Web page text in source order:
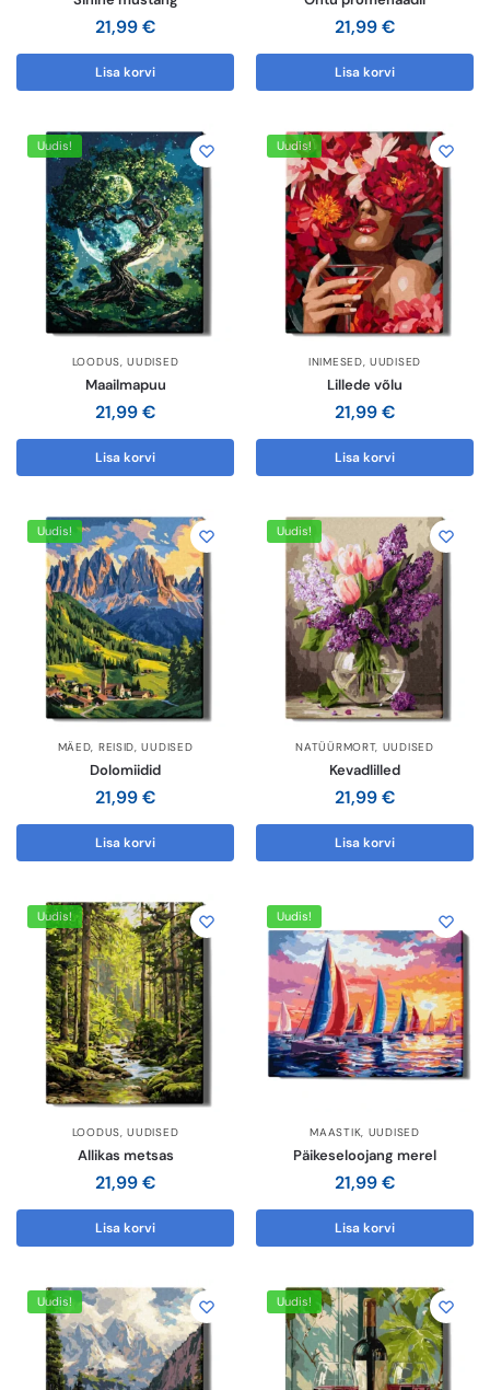
21,99€
Lisa korvi
21,99€
Lisa korvi
Uudis!
LOODUS,UUDISED
Maailmapuu
21,99€
Lisa korvi
Uudis!
INIMESED,UUDISED
Lillede võlu
21,99€
Lisa korvi
Uudis!
MÄED, REISID,UUDISED
Dolomiidid
21,99€
Lisa korvi
Uudis!
NATÜÜRMORT, UUDISED
Kevadlilled
21,99€
Lisa korvi
Uudis!
LOODUS,UUDISED
Allikas metsas
21,99€
Lisa korvi
Uudis!
MAASTIK, UUDISED
Päikeseloojang merel
21,99€
Lisa korvi
Uudis! Uudis!